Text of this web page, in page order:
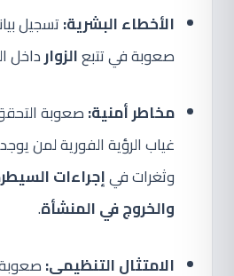
الأخطاء البشرية:تسجيل
صعوبة في تتبعالزوارداخل
مخاطر أمنية:صعوبة
غياب الرؤية الفورية لمن
وثغرات فيإجراءات
والخروج في المنشأة.
الامتثال التنظيمي:صعوبة